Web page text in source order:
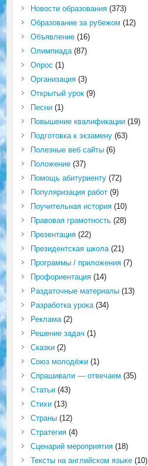
Новости образования(373)
Образование за рубежом (12)
Объявление(16)
Олимпиада(87)
Опрос (1)
Организация(3)
Открытый урок(9)
Песни(1)
Повышение квалификации(19)
Подготовка к экзамену(63)
Полезные веб сайты(6)
Положение(37)
Помощь абитуриенту(72)
Популяризация работ(9)
Поучительная история(10)
Правовая грамотность(28)
Презентация(22)
Президентская школа(21)
Программы / приложения(7)
Профориентация(14)
Раздаточные материалы(13)
Разработка урока(34)
Реклама(2)
Решение задач (1)
Сказки(2)
Союз молодёжи(1)
Спрашивали — отвечаем (35)
Статьи(43)
Стихи(13)
Страны(12)
Стратегия(4)
Сценарий мероприятия(18)
Тексты на английском языке(10)